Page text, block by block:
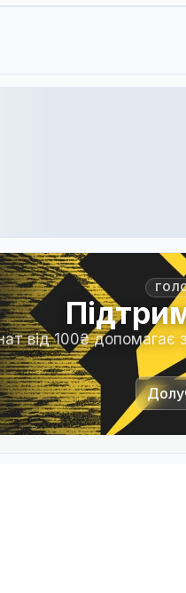
від 100₴ допомагає